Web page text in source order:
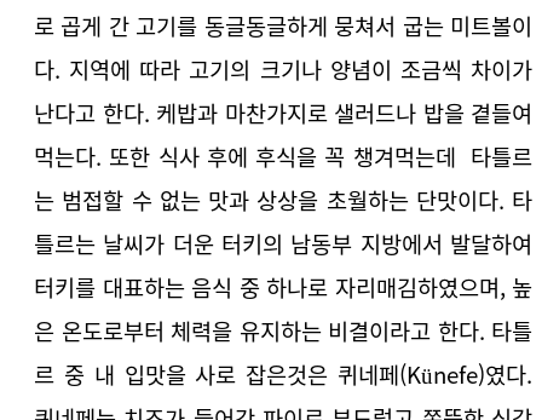
로 곱게 간 고기를 동글동글하게 뭉쳐서 굽는 미트볼이
다. 지역에 따라 고기의 크기나 양념이 조금씩 차이가
난다고 한다. 케밥과 마찬가지로 샐러드나 밥을 곁들여
먹는다. 또한 식사 후에 후식을 꼭 챙겨먹는데 타틀르
는 범접할 수 없는 맛과 상상을 초월하는 단맛이다. 타
틀르는 날씨가 더운 터키의 남동부 지방에서 발달하여
터키를 대표하는 음식 중 하나로 자리매김하였으며, 높
은 온도로부터 체력을 유지하는 비결이라고 한다. 타틀
르 중 내 입맛을 사로 잡은것은 퀴네페(Künefe)였다.